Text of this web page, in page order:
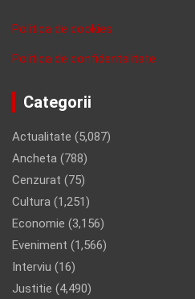
Politica de cookies
Politica de confidentalitate
Categorii
Actualitate (5,087)
Ancheta (788)
Cenzurat (75)
Cultura (1,251)
Economie (3,156)
Eveniment (1,566)
Interviu (16)
Justitie (4,490)